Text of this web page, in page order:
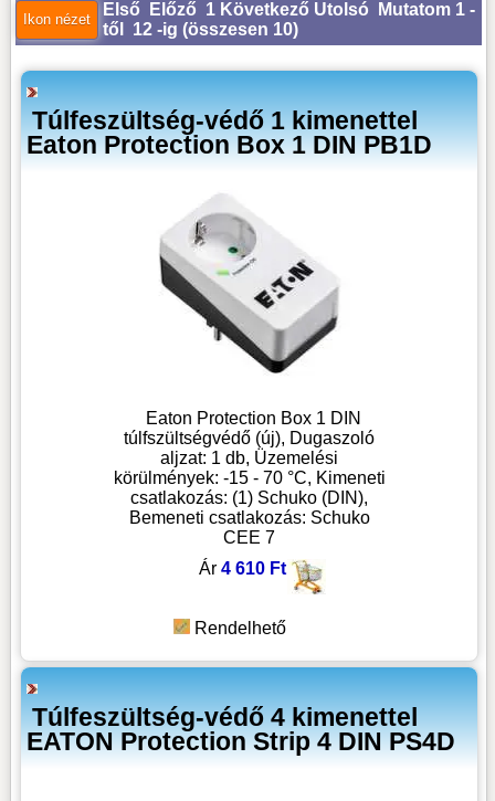
Első Előző 1 Következő Utolsó Mutatom 1 -
től 12 -ig (összesen 10)
Túlfeszültség-védő 1 kimenettel
Eaton Protection Box 1 DIN PB1D
Eaton Protection Box 1 DIN
túlfszültségvédő (új), Dugaszoló
aljzat: 1 db, Üzemelési
körülmények: -15 - 70 °C, Kimeneti
csatlakozás: (1) Schuko (DIN),
Bemeneti csatlakozás: Schuko
CEE 7
Ár 4 610 Ft
Rendelhető
Túlfeszültség-védő 4 kimenettel
EATON Protection Strip 4 DIN PS4D